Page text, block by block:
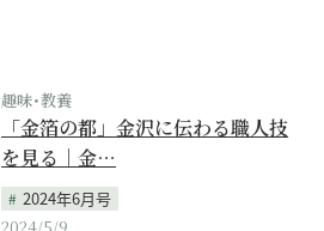
趣味･教養
「金箔の都」金沢に伝わる職人技
を見る｜金…
2024年6月号